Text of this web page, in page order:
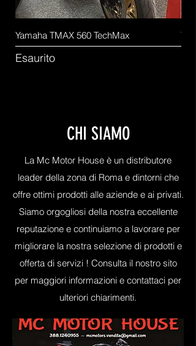
Yamaha TMAX 560 TechMax
Esaurito
CHI SIAMO
La Mc Motor House è un distributore
leader della zona di Roma e dintorni che
offre ottimi prodotti alle aziende e ai privati.
Siamo orgogliosi della nostra eccellente
reputazione e continuiamo a lavorare per
migliorare la nostra selezione di prodotti e
offerta di servizi ! Consulta il nostro sito
per maggiori informazioni e contattaci per
ulteriori chiarimenti.